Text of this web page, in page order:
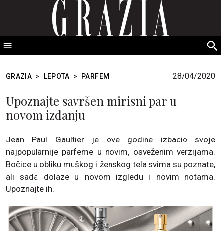
GRAZIA Srbija
GRAZIA > LEPOTA > PARFEMI 28/04/2020
Upoznajte savršen mirisni par u
novom izdanju
Jean Paul Gaultier je ove godine izbacio svoje
najpopularnije parfeme u novim, osveženim verzijama.
Bočice u obliku muškog i ženskog tela svima su poznate,
ali sada dolaze u novom izgledu i novim notama.
Upoznajte ih.